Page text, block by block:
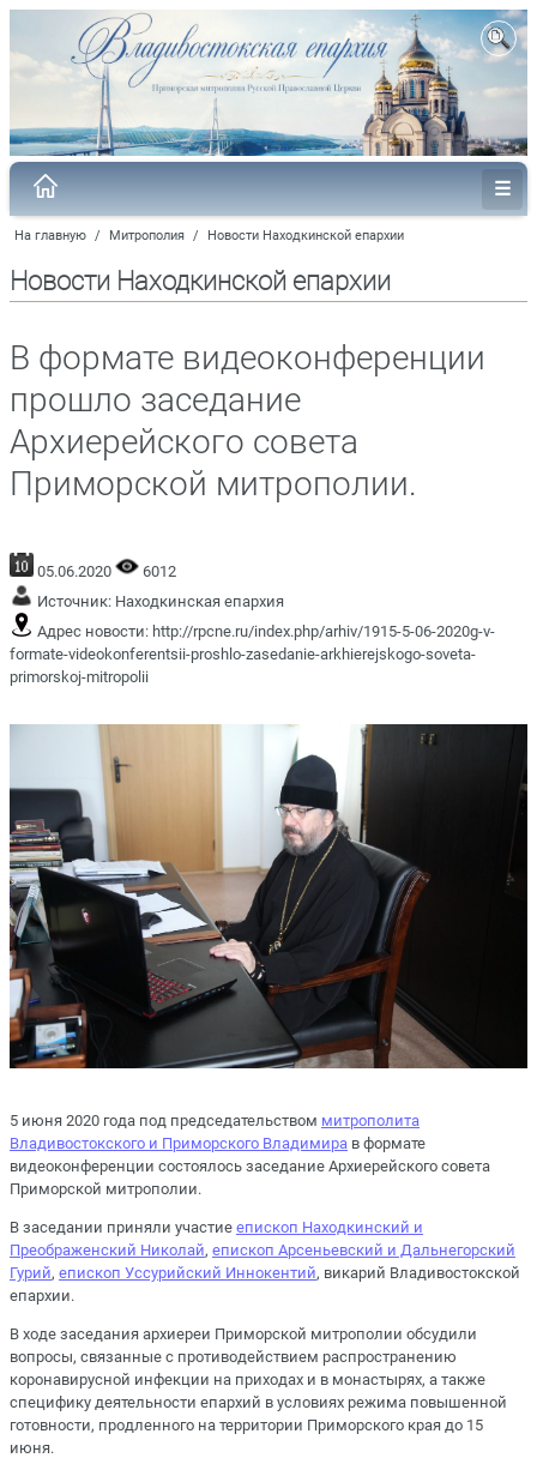
На главную / Митрополия / Новости Находкинской епархии
Новости Находкинской епархии
В формате видеоконференции
прошло заседание
Архиерейского совета
Приморской митрополии.
05.06.2020
6012
Источник: Находкинская епархия
Адрес новости: http://rpcne.ru/index.php/arhiv/1915-5-06-2020g-v-
formate-videokonferentsii-proshlo-zasedanie-arkhierejskogo-soveta-
primorskoj-mitropolii
5 июня 2020 года под председательством митрополита
Владивостокского и Приморского Владимира в формате
видеоконференции состоялось заседание Архиерейского совета
Приморской митрополии.
В заседании приняли участие епископ Находкинский и
Преображенский Николай, епископ Арсеньевский и Дальнегорский
Гурий, епископ Уссурийский Иннокентий, викарий Владивостокской
епархии.
В ходе заседания архиереи Приморской митрополии обсудили
вопросы, связанные с противодействием распространению
коронавирусной инфекции на приходах и в монастырях, а также
специфику деятельности епархий в условиях режима повышенной
готовности, продленного на территории Приморского края до 15
июня.